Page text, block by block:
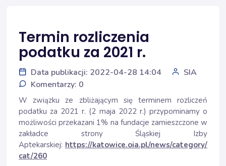
Termin rozliczenia
podatku za 2021 r.
Data publikacji: 2022-04-28 14:04
SIA
Komentarzy: 0
W związku ze zbliżającym się terminem rozliczeń
podatku za 2021 r. (2 maja 2022 r.) przypominamy o
możliwości przekazani 1% na fundacje zamieszczone w
zakładce strony Śląskiej Izby
Aptekarskiej: https://katowice.oia.pl/news/category/
cat/260